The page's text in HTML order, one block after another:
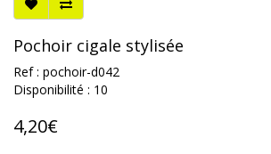
Pochoir cigale stylisée
Ref : pochoir-d042
Disponibilité : 10
4,20€